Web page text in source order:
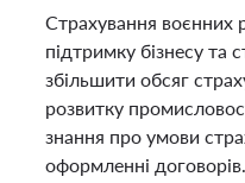
Страхування воєнних
підтримку бізнесу та
збільшити обсяг
розвитку
знання про умови
оформленні